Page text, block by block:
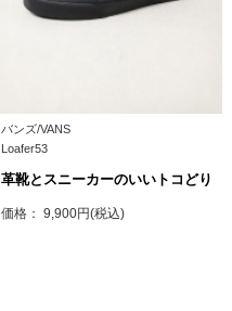
バンズ/VANS
Loafer53
革靴とスニーカーのいいトコどり
価格： 9,900円(税込)